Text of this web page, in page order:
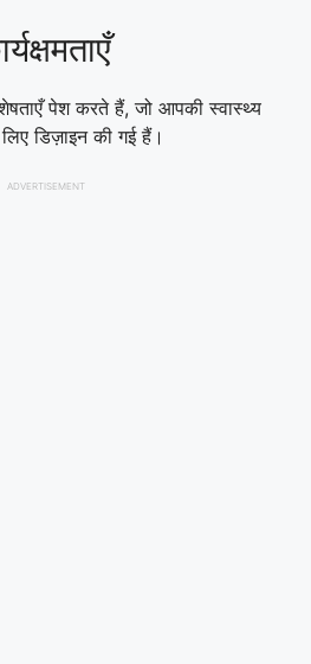
पेश करते हैं, जो आपकी स्वास्थ्य
डिज़ाइन की गई हैं।
ADVERTISEMENT